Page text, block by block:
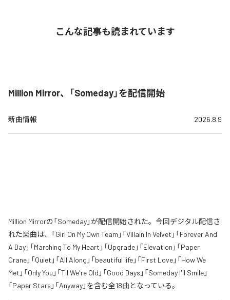
こんな記事も読まれています
Million Mirror、「Someday」を配信開始
新曲情報 2026.8.9
Million Mirrorの「Someday」が配信開始された。今回デジタル配信さ
れた楽曲は、「Girl On My Own Team」「Villain In Velvet」「Forever And
A Day」「Marching To My Heart」「Upgrade」「Elevation」「Paper
Crane」「Quiet」「All Along」「beautiful life」「First Love」「How We
Met」「Only You」「Til We're Old」「Good Days」「Someday I'll Smile」
「Paper Stars」「Anyway」を含む全18曲となっている。